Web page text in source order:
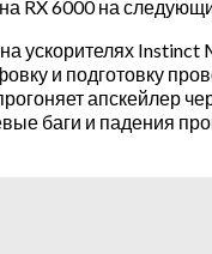
RX 6000 на
ускорителях Instinct
и подготовку
апскейлер
баги и падения